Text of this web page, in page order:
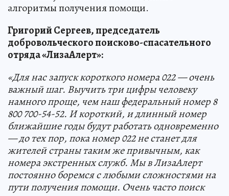
алгоритмы получения помощи.
Григорий Сергеев, председатель
добровольческого поисково-спасательного
отряда «ЛизаАлерт»:
«Для нас запуск короткого номера 022 — очень
важный шаг. Выучить три цифры человеку
намного проще, чем наш федеральный номер 8
800 700-54-52. И короткий, и длинный номер
ближайшие годы будут работать одновременно
— до тех пор, пока номер 022 не станет для
жителей страны таким же привычным, как
номера экстренных служб. Мы в ЛизаАлерт
постоянно боремся с любыми сложностями на
пути получения помощи. Очень часто поиск